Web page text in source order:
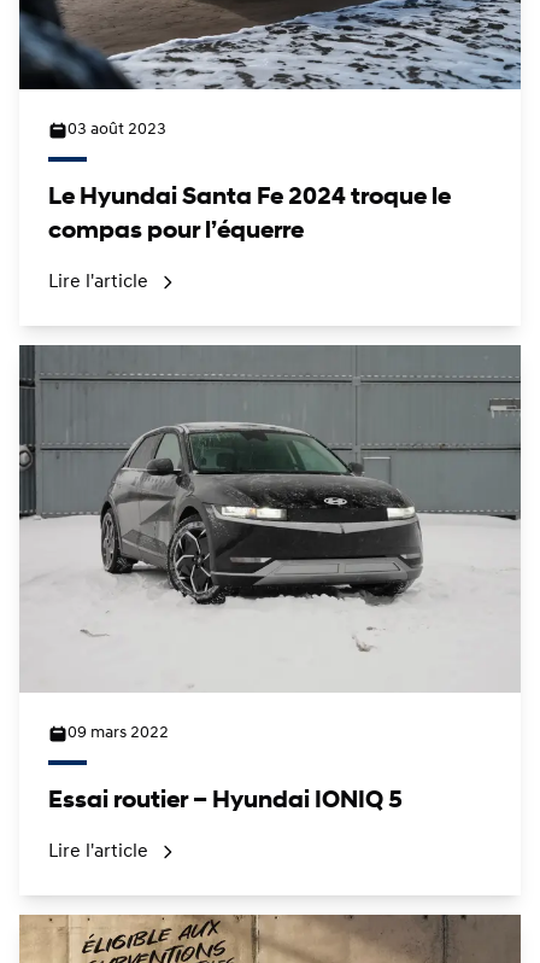
03 août 2023
Le Hyundai Santa Fe 2024 troque le
compas pour l’équerre
Lire l'article
09 mars 2022
Essai routier – Hyundai IONIQ 5
Lire l'article